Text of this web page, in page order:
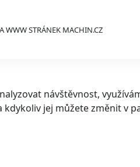
WWW STRÁNEK MACHIN.CZ
návštěvnost,
jej můžete změnit v